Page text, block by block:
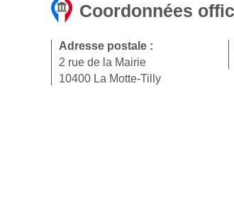
Coordonnées
Adresse postale :
2 rue de la Mairie
10400 La Motte-Tilly